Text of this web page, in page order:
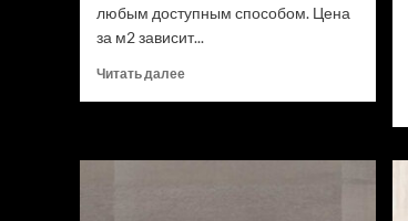
любым доступным способом. Цена
за м2 зависит...
Читать далееПрочитать